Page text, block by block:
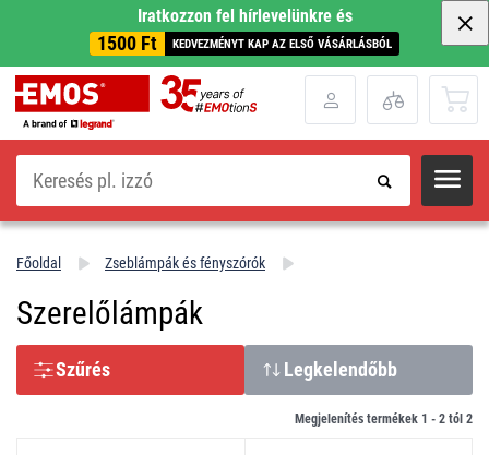
Iratkozzon fel hírlevelünkre és
1500 Ft KEDVEZMÉNYT KAP AZ ELSŐ VÁSÁRLÁSBÓL
Keresés
Főoldal Zseblámpák és fényszórók
Szerelőlámpák
Szűrés Legkelendőbb
Megjelenítés termékek 1 - 2 tól 2